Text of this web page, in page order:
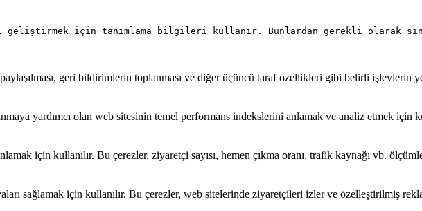
için tanımlama bilgileri kullanır. Bunlardan gerekli olarak
geri bildirimlerin toplanması ve diğer üçüncü taraf özellikleri gibi belirli işlevlerin
yardımcı olan web sitesinin temel performans indekslerini anlamak ve analiz etmek için
için kullanılır. Bu çerezler, ziyaretçi sayısı, hemen çıkma oranı, trafik kaynağı vb.
sağlamak için kullanılır. Bu çerezler, web sitelerinde ziyaretçileri izler ve özelleştirilmiş